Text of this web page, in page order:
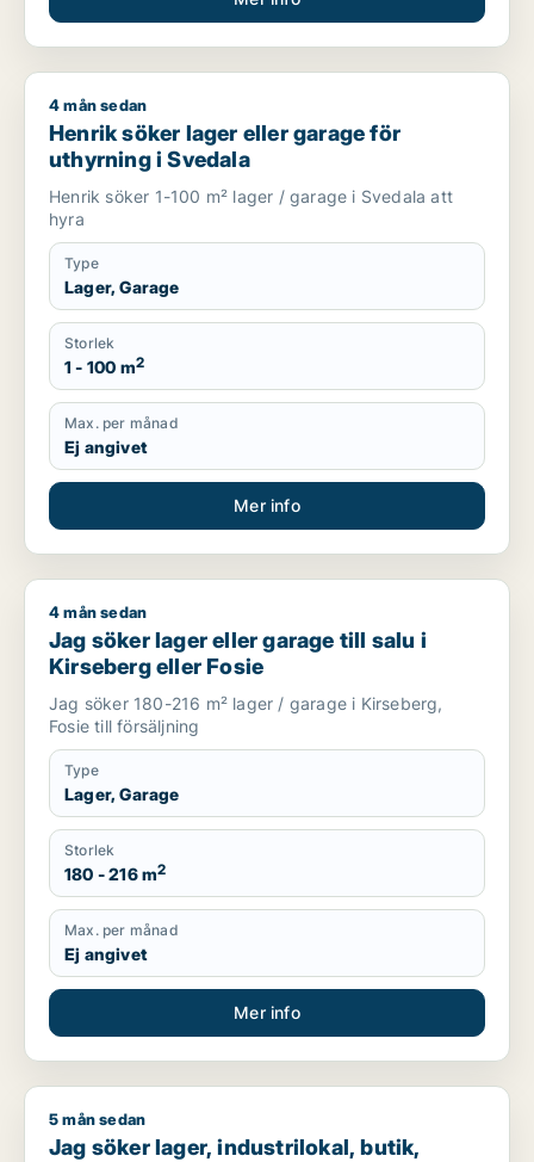
Henrik söker lager eller garage för uthyrning i Svedala
4 mån sedan
Henrik söker lager eller garage för
uthyrning i Svedala
Henrik söker 1-100 m² lager / garage i Svedala att
hyra
Type
Lager, Garage
Storlek
1 - 100 m2
Max. per månad
Ej angivet
Mer info
Jag söker lager eller garage till salu i Kirseberg eller Fosie
4 mån sedan
Jag söker lager eller garage till salu i
Kirseberg eller Fosie
Jag söker 180-216 m² lager / garage i Kirseberg,
Fosie till försäljning
Type
Lager, Garage
Storlek
180 - 216 m2
Max. per månad
Ej angivet
Mer info
Jag söker lager, industrilokal, butik, fastighetsmark,
5 mån sedan
Jag söker lager, industrilokal, butik,